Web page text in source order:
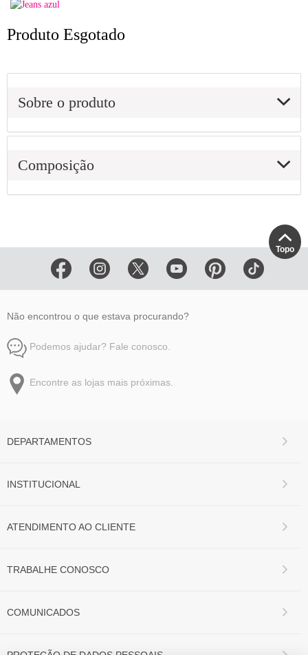
Produto Esgotado
Sobre o produto
Composição
Topo
Não encontrou o que estava procurando?
Podemos ajudar? Fale conosco.
Encontre as lojas mais próximas.
DEPARTAMENTOS
INSTITUCIONAL
ATENDIMENTO AO CLIENTE
TRABALHE CONOSCO
COMUNICADOS